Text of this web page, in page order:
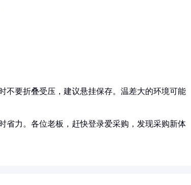
不要折叠受压，建议悬挂保存。温差大的环境可能
省力。各位老板，赶快登录爱采购，发现采购新体